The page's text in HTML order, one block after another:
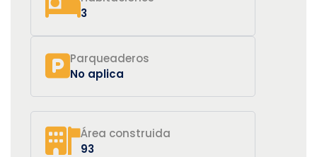
3
Parqueaderos
No aplica
Área construida
93